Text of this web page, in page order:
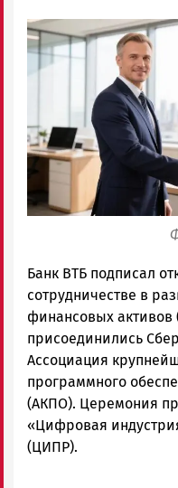
Петрозаводск
ГОВОРИТ
Image
Банк ВТБ подписал
сотрудничестве в
финансовых
присоединились
Ассоциация
программного
(АКПО). Церемония
«Цифровая
(ЦИПР).